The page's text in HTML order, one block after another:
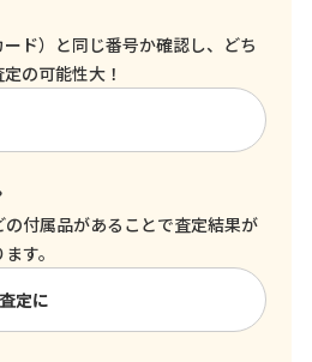
ド）と同じ番号か確認し、どち
の可能性大！
付属品があることで査定結果が
す。
定に